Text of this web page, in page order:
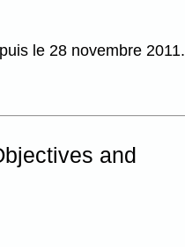
le 28 novembre 2011.
and